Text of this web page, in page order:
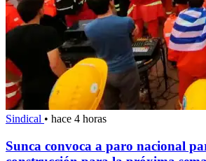
Sindical • hace 4 horas
Sunca convoca a paro nacional